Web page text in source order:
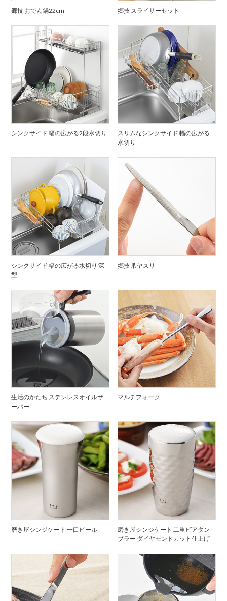
郷技 おでん鍋22cm 郷技 スライサーセット
シンクサイド 幅の広がる2段水切り
スリムなシンクサイド 幅の広がる
水切り
シンクサイド 幅の広がる水切り 深
型
郷技 爪ヤスリ
生活のかたち ステンレスオイルサ
ーバー
マルチフォーク
磨き屋シンジケート 一口ビール
磨き屋シンジケート 二重ビアタン
ブラー ダイヤモンドカット仕上げ